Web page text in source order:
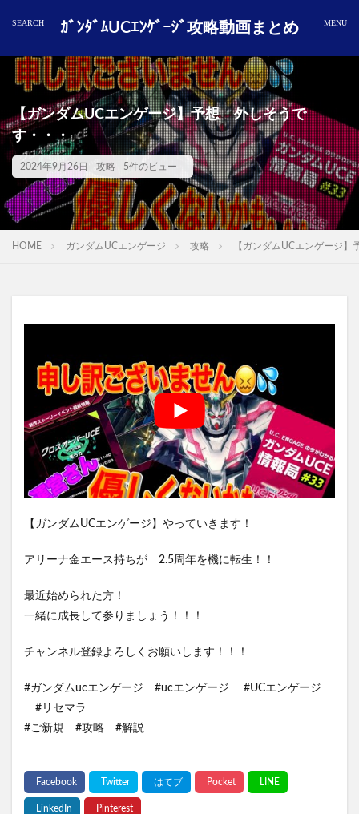
ｶﾞﾝﾀﾞﾑUCｴﾝｹﾞｰｼﾞ攻略動画まとめ
【ガンダムUCエンゲージ】予想 外しそうで
す・・・
2024年9月26日 攻略 5件のビュー
HOME ガンダムUCエンゲージ 攻略 【ガンダムUCエンゲージ
【ガンダムUCエンゲージ】やっていきます！
アリーナ金エース持ちが 2.5周年を機に転生！！
最近始められた方！
一緒に成長して参りましょう！！！
チャンネル登録よろしくお願いします！！！
#ガンダムucエンゲージ #ucエンゲージ #UCエンゲージ
#リセマラ
#ご新規 #攻略 #解説